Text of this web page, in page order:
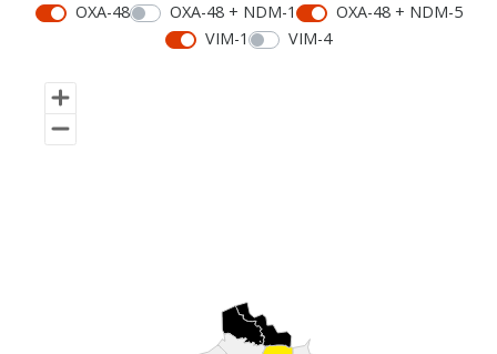
OXA-48
OXA-48 + NDM-1
OXA-48 + NDM-5
VIM-1
VIM-4